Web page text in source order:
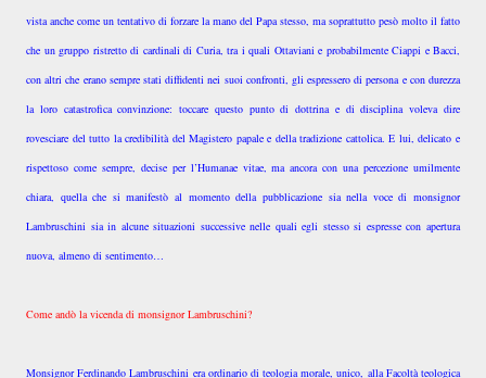
vista anche come un tentativo di forzare la mano del Papa stesso, ma soprattutto pesò molto il fatto
che un gruppo ristretto di cardinali di Curia, tra i quali Ottaviani e probabilmente Ciappi e Bacci,
con altri che erano sempre stati diffidenti nei suoi confronti, gli espressero di persona e con durezza
la loro catastrofica convinzione: toccare questo punto di dottrina e di disciplina voleva dire
rovesciare del tutto la credibilità del Magistero papale e della tradizione cattolica. E lui, delicato e
rispettoso come sempre, decise per l’Humanae vitae, ma ancora con una percezione umilmente
chiara, quella che si manifestò al momento della pubblicazione sia nella voce di monsignor
Lambruschini sia in alcune situazioni successive nelle quali egli stesso si espresse con apertura
nuova, almeno di sentimento…
Come andò la vicenda di monsignor Lambruschini?
Monsignor Ferdinando Lambruschini era ordinario di teologia morale, unico, alla Facoltà teologica